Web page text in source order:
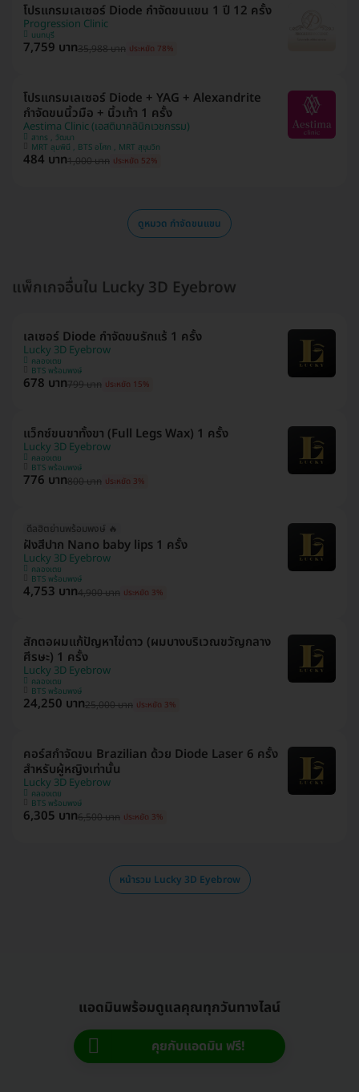
โปรแกรมเลเซอร์ Diode กำจัดขนแขน 1 ปี 12 ครั้ง
Progression Clinic
นนทบุรี
7,759 บาท35,988 บาท ประหยัด 78%
โปรแกรมเลเซอร์ Diode + YAG + Alexandrite
กำจัดขนนิ้วมือ + นิ้วเท้า 1 ครั้ง
Aestima Clinic (เอสติมาคลินิกเวชกรรม)
สาทร , วัฒนา
MRT ลุมพินี , BTS อโศก , MRT สุขุมวิท
484 บาท1,000 บาท ประหยัด 52%
ดูหมวด กำจัดขนแขน
แพ็กเกจอื่นใน Lucky 3D Eyebrow
เลเซอร์ Diode กำจัดขนรักแร้ 1 ครั้ง
Lucky 3D Eyebrow
คลองเตย
BTS พร้อมพงษ์
678 บาท799 บาท ประหยัด 15%
แว็กซ์ขนขาทั้งขา (Full Legs Wax) 1 ครั้ง
Lucky 3D Eyebrow
คลองเตย
BTS พร้อมพงษ์
776 บาท800 บาท ประหยัด 3%
ดีลฮิตย่านพร้อมพงษ์ 🔥
ฝังสีปาก Nano baby lips 1 ครั้ง
Lucky 3D Eyebrow
คลองเตย
BTS พร้อมพงษ์
4,753 บาท4,900 บาท ประหยัด 3%
สักตอผมแก้ปัญหาไข่ดาว (ผมบางบริเวณขวัญกลาง
ศีรษะ) 1 ครั้ง
Lucky 3D Eyebrow
คลองเตย
BTS พร้อมพงษ์
24,250 บาท25,000 บาท ประหยัด 3%
คอร์สกำจัดขน Brazilian ด้วย Diode Laser 6 ครั้ง
สำหรับผู้หญิงเท่านั้น
Lucky 3D Eyebrow
คลองเตย
BTS พร้อมพงษ์
6,305 บาท6,500 บาท ประหยัด 3%
หน้ารวม Lucky 3D Eyebrow
แอดมินพร้อมดูแลคุณทุกวันทางไลน์
คุยกับแอดมิน ฟรี!